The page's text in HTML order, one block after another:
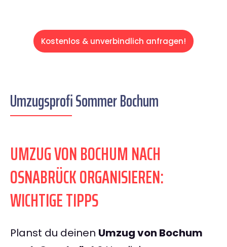
Kostenlos & unverbindlich anfragen!
Umzugsprofi Sommer Bochum
UMZUG VON BOCHUM NACH
OSNABRÜCK ORGANISIEREN:
WICHTIGE TIPPS
Planst du deinen Umzug von Bochum